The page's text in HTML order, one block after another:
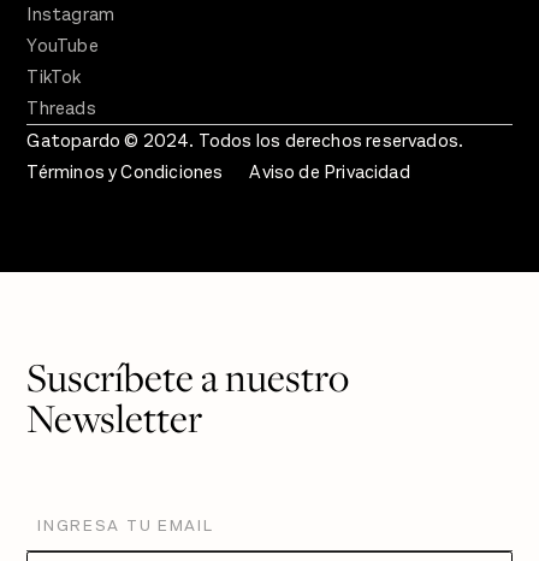
Instagram
YouTube
TikTok
Threads
Gatopardo © 2024. Todos los derechos reservados.
Términos y Condiciones
Aviso de Privacidad
Suscríbete a nuestro
Newsletter